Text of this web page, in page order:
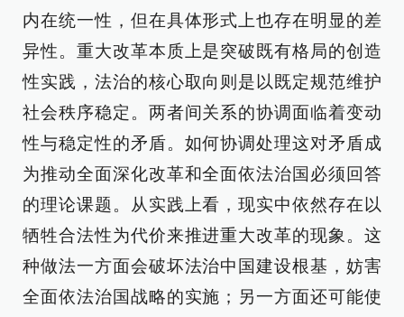
内在统一性，但在具体形式上也存在明显的差
异性。重大改革本质上是突破既有格局的创造
性实践，法治的核心取向则是以既定规范维护
社会秩序稳定。两者间关系的协调面临着变动
性与稳定性的矛盾。如何协调处理这对矛盾成
为推动全面深化改革和全面依法治国必须回答
的理论课题。从实践上看，现实中依然存在以
牺牲合法性为代价来推进重大改革的现象。这
种做法一方面会破坏法治中国建设根基，妨害
全面依法治国战略的实施；另一方面还可能使